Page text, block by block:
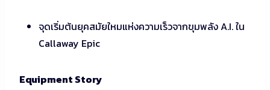
จุดเริ่มต้นยุคสมัยใหมแห่งความเร็วจากขุมพลัง A.I. ใน
Callaway Epic
Equipment Story